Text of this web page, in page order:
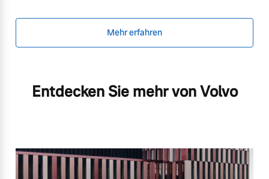
Mehr erfahren
Entdecken Sie mehr von Volvo